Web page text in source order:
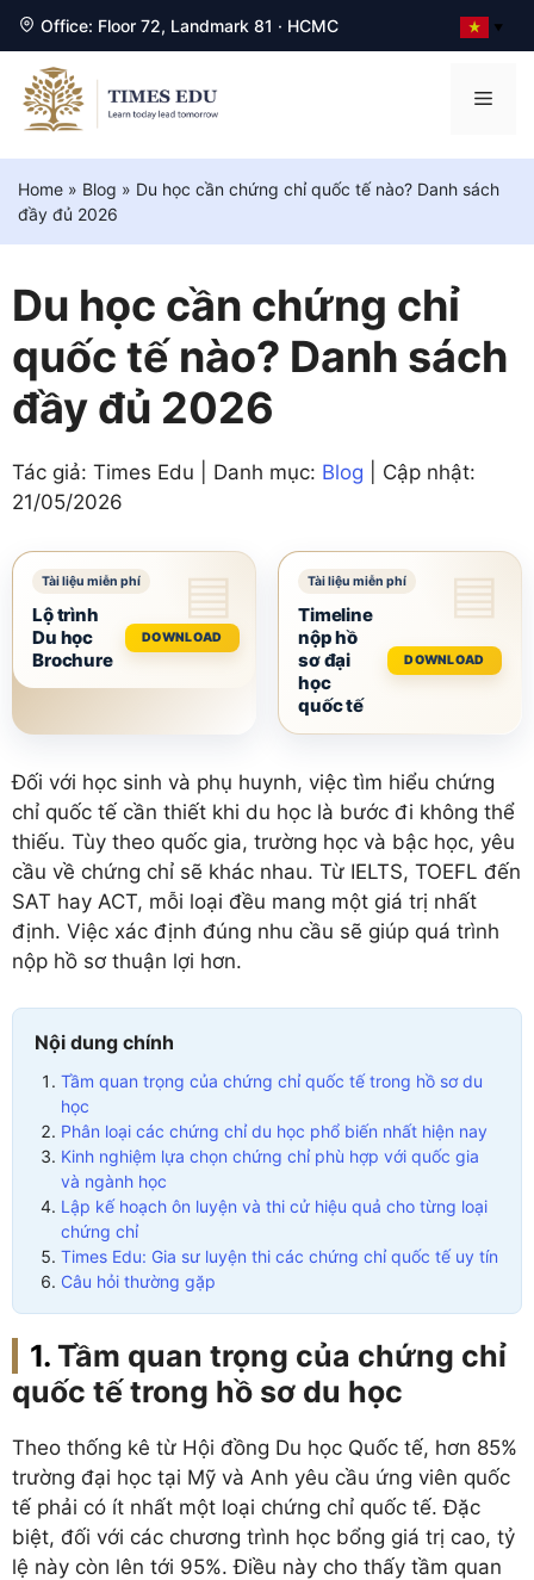
Office: Floor 72, Landmark 81 · HCMC ▼
Chuyển
đến
nội
dung
Home » Blog » Du học cần chứng chỉ quốc tế nào? Danh sách
đầy đủ 2026
Du học cần chứng chỉ
quốc tế nào? Danh sách
đầy đủ 2026
Tác giả: Times Edu | Danh mục: Blog | Cập nhật:
21/05/2026
Lộ trình
Du học
Brochure
DOWNLOAD
Timeline
nộp hồ
sơ đại
học
quốc tế
DOWNLOAD
Đối với học sinh và phụ huynh, việc tìm hiểu chứng
chỉ quốc tế cần thiết khi du học là bước đi không thể
thiếu. Tùy theo quốc gia, trường học và bậc học, yêu
cầu về chứng chỉ sẽ khác nhau. Từ IELTS, TOEFL đến
SAT hay ACT, mỗi loại đều mang một giá trị nhất
định. Việc xác định đúng nhu cầu sẽ giúp quá trình
nộp hồ sơ thuận lợi hơn.
Nội dung chính
Tầm quan trọng của chứng chỉ quốc tế trong hồ sơ du
học
Phân loại các chứng chỉ du học phổ biến nhất hiện nay
Kinh nghiệm lựa chọn chứng chỉ phù hợp với quốc gia
và ngành học
Lập kế hoạch ôn luyện và thi cử hiệu quả cho từng loại
chứng chỉ
Times Edu: Gia sư luyện thi các chứng chỉ quốc tế uy tín
Câu hỏi thường gặp
Tầm quan trọng của chứng chỉ
quốc tế trong hồ sơ du học
Theo thống kê từ Hội đồng Du học Quốc tế, hơn 85%
trường đại học tại Mỹ và Anh yêu cầu ứng viên quốc
tế phải có ít nhất một loại chứng chỉ quốc tế. Đặc
biệt, đối với các chương trình học bổng giá trị cao, tỷ
lệ này còn lên tới 95%. Điều này cho thấy tầm quan